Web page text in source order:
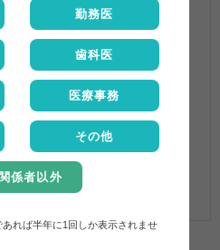
キサゾラム ,
勤務医
歯科医
医療事務
その他
係者以外
れば半年に1回しか表示されませ